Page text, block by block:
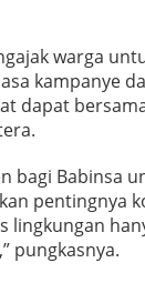
warga
kampanye
dapat
bagi Babinsa
pentingnya
lingkungan
pungkasnya.